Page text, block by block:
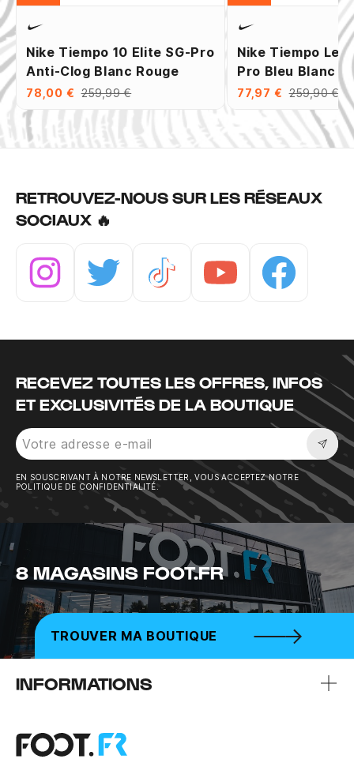
Nike Tiempo 10 Elite SG-Pro
Anti-Clog Blanc Rouge
78,00 € 259,99 €
Nike Tiempo
Pro Bleu Blanc
77,97 € 259,90 €
RETROUVEZ-NOUS SUR LES RÉSEAUX
SOCIAUX 🔥
RECEVEZ TOUTES LES OFFRES, INFOS
ET EXCLUSIVITÉS DE LA BOUTIQUE
EN SOUSCRIVANT À NOTRE NEWSLETTER, VOUS ACCEPTEZ NOTRE
POLITIQUE DE CONFIDENTIALITÉ.
8 MAGASINS FOOT.FR
TROUVER MA BOUTIQUE
INFORMATIONS